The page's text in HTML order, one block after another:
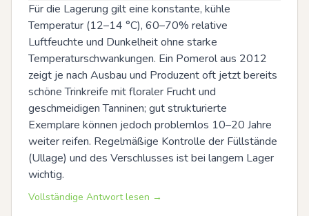
Für die Lagerung gilt eine konstante, kühle
Temperatur (12–14 °C), 60–70% relative
Luftfeuchte und Dunkelheit ohne starke
Temperaturschwankungen. Ein Pomerol aus 2012
zeigt je nach Ausbau und Produzent oft jetzt bereits
schöne Trinkreife mit floraler Frucht und
geschmeidigen Tanninen; gut strukturierte
Exemplare können jedoch problemlos 10–20 Jahre
weiter reifen. Regelmäßige Kontrolle der Füllstände
(Ullage) und des Verschlusses ist bei langem Lager
wichtig.
Vollständige Antwort lesen →